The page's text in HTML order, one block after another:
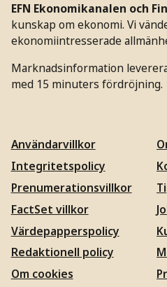
EFN Ekonomikanalen och
kunskap om ekonomi. Vi
ekonomiintresserade
Marknadsinformation
med 15 minuters fördröjning.
Användarvillkor
Integritetspolicy
Prenumerationsvillkor
FactSet villkor
Värdepapperspolicy
Redaktionell policy
Om cookies